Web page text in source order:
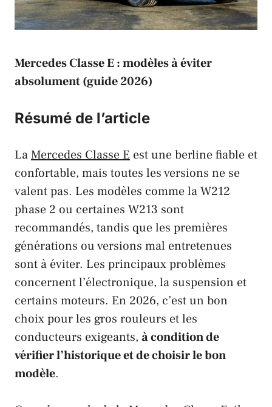
Mercedes Classe E : modèles à éviter
absolument (guide 2026)
Résumé de l’article
LaMercedes Classe E est une berline fiable et
confortable, mais toutes les versions ne se
valent pas. Les modèles comme la W212
phase 2 ou certaines W213 sont
recommandés, tandis que les premières
générations ou versions mal entretenues
sont à éviter. Les principaux problèmes
concernent l’électronique, la suspension et
certains moteurs. En 2026, c’est un bon
choix pour les gros rouleurs et les
conducteurs exigeants, à condition de
vérifier l’historique et de choisir le bon
modèle.